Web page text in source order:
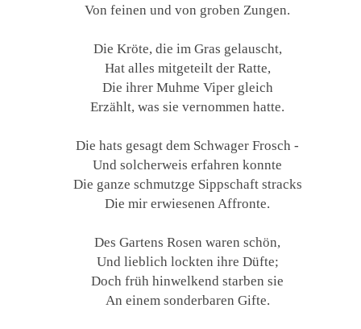
Von feinen und von groben Zungen.
Die Kröte, die im Gras gelauscht,
Hat alles mitgeteilt der Ratte,
Die ihrer Muhme Viper gleich
Erzählt, was sie vernommen hatte.
Die hats gesagt dem Schwager Frosch -
Und solcherweis erfahren konnte
Die ganze schmutzge Sippschaft stracks
Die mir erwiesenen Affronte.
Des Gartens Rosen waren schön,
Und lieblich lockten ihre Düfte;
Doch früh hinwelkend starben sie
An einem sonderbaren Gifte.